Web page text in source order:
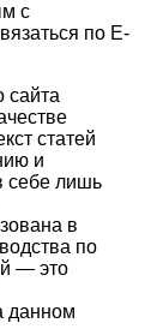
с
по E-
сайта
статей
и
себе лишь
в
по
— это
данном